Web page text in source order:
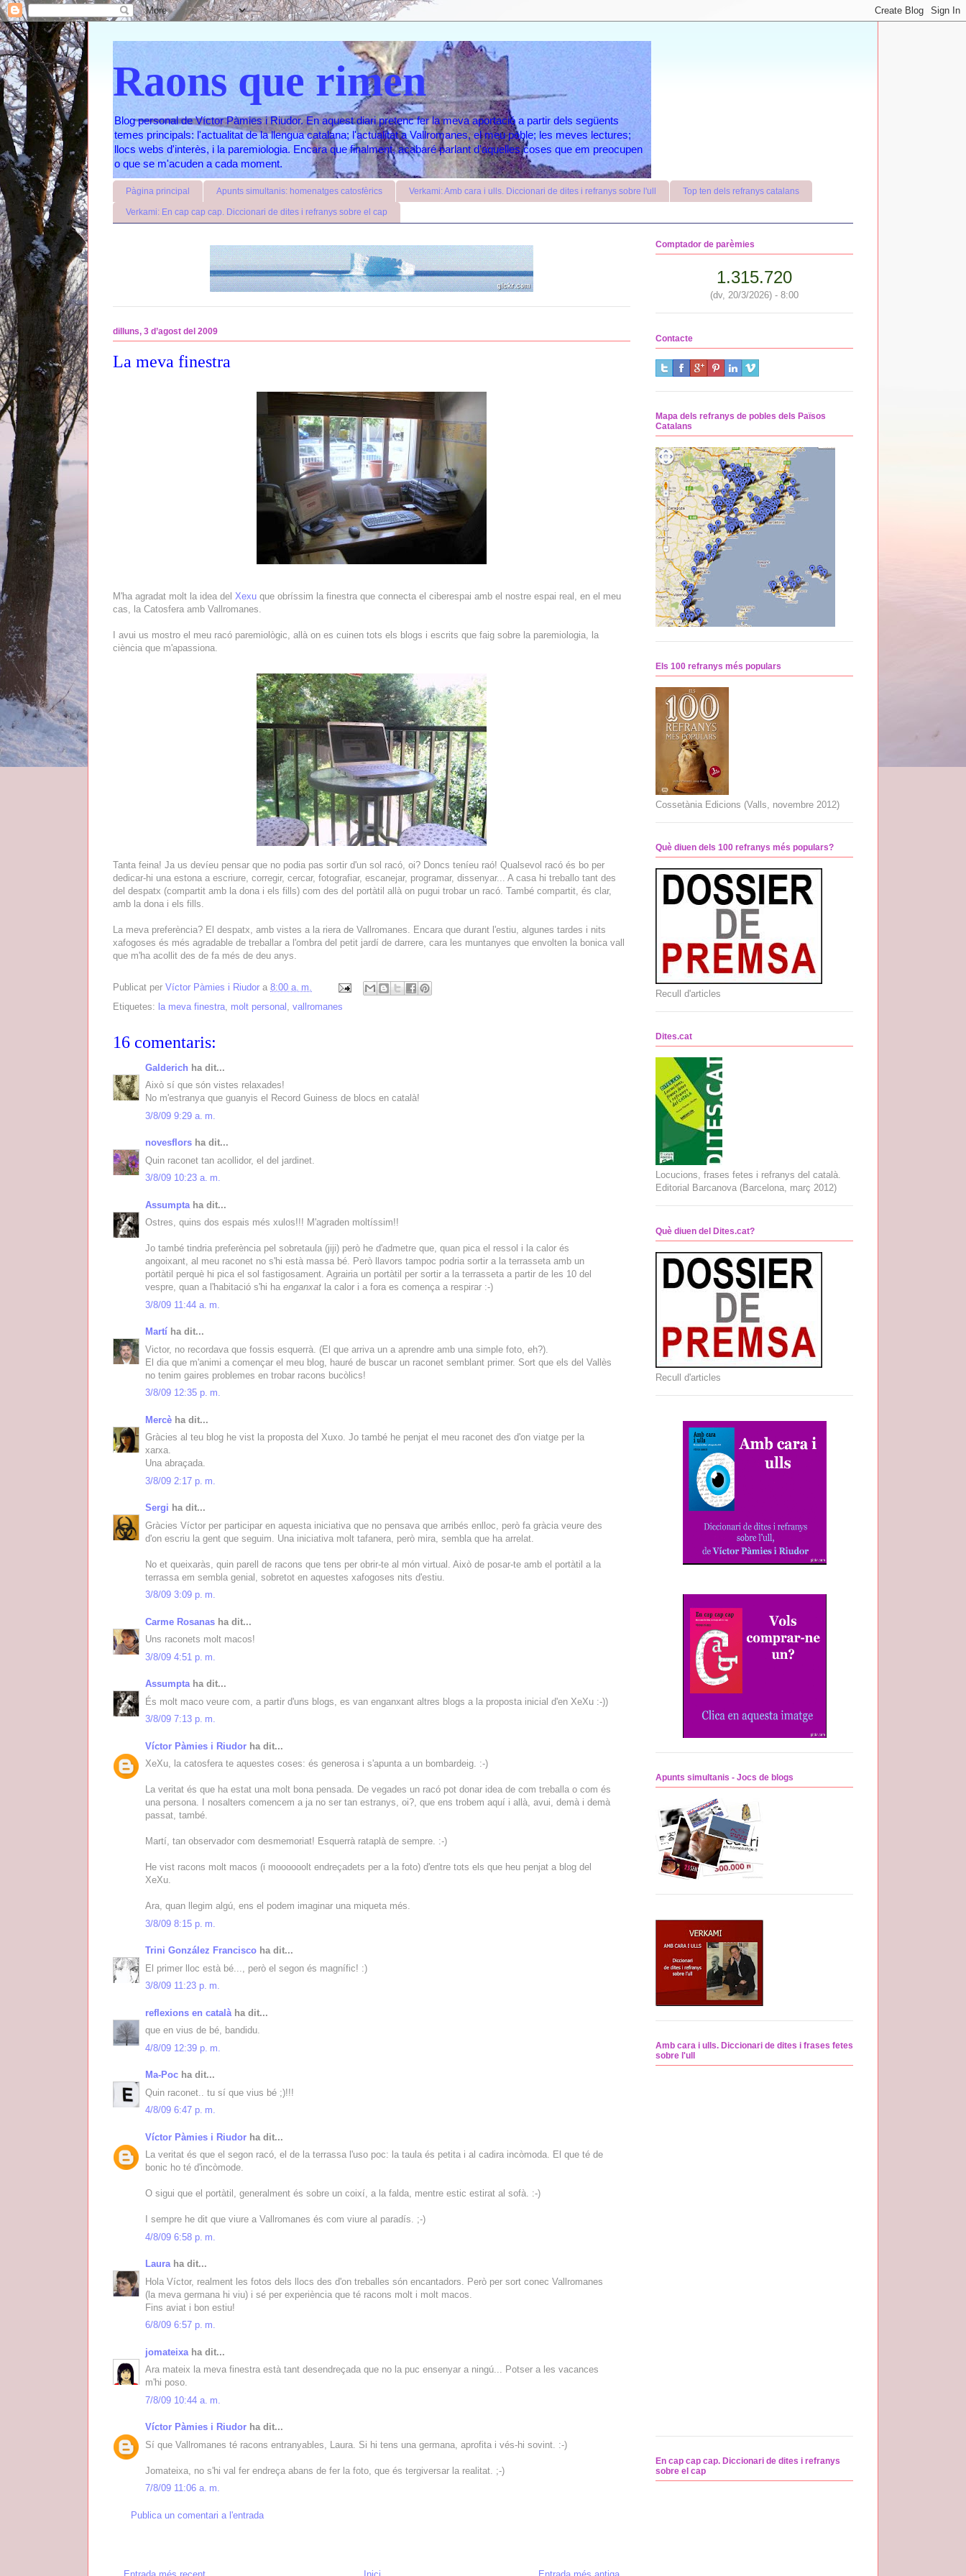
Raons que rimen
Blog personal de Víctor Pàmies i Riudor. En aquest diari pretenc fer la meva aportació a partir dels següents
temes principals: l'actualitat de la llengua catalana; l'actualitat a Vallromanes, el meu poble; les meves lectures;
llocs webs d'interès, i la paremiologia. Encara que finalment, acabaré parlant d'aquelles coses que em preocupen
o que se m'acuden a cada moment.
Pàgina principal Apunts simultanis: homenatges catosfèrics Verkami: Amb cara i ulls. Diccionari de dites i refranys sobre l'ull Top ten dels refranys catalans
Verkami: En cap cap cap. Diccionari de dites i refranys sobre el cap
dilluns, 3 d’agost del 2009
La meva finestra
M'ha agradat molt la idea del Xexu que obríssim la finestra que connecta el ciberespai amb el nostre espai real, en el meu
cas, la Catosfera amb Vallromanes.
I avui us mostro el meu racó paremiològic, allà on es cuinen tots els blogs i escrits que faig sobre la paremiologia, la
ciència que m'apassiona.
Tanta feina! Ja us devíeu pensar que no podia pas sortir d'un sol racó, oi? Doncs teníeu raó! Qualsevol racó és bo per
dedicar-hi una estona a escriure, corregir, cercar, fotografiar, escanejar, programar, dissenyar... A casa hi treballo tant des
del despatx (compartit amb la dona i els fills) com des del portàtil allà on pugui trobar un racó. També compartit, és clar,
amb la dona i els fills.
La meva preferència? El despatx, amb vistes a la riera de Vallromanes. Encara que durant l'estiu, algunes tardes i nits
xafogoses és més agradable de treballar a l'ombra del petit jardí de darrere, cara les muntanyes que envolten la bonica vall
que m'ha acollit des de fa més de deu anys.
Publicat per Víctor Pàmies i Riudor a 8:00 a. m.
Etiquetes: la meva finestra molt personal vallromanes
16 comentaris:
Galderich ha dit...
Això sí que són vistes relaxades!
No m'estranya que guanyis el Record Guiness de blocs en català!
3/8/09 9:29 a. m.
novesflors ha dit...
Quin raconet tan acollidor, el del jardinet.
3/8/09 10:23 a. m.
Assumpta ha dit...
Ostres, quins dos espais més xulos!!! M'agraden moltíssim!!
Jo també tindria preferència pel sobretaula (jiji) però he d'admetre que, quan pica el ressol i la calor és
angoixant, al meu raconet no s'hi està massa bé. Però llavors tampoc podria sortir a la terrasseta amb un
portàtil perquè hi pica el sol fastigosament. Agrairia un portàtil per sortir a la terrasseta a partir de les 10 del
vespre, quan a l'habitació s'hi ha enganxat la calor i a fora es comença a respirar :-)
3/8/09 11:44 a. m.
Martí ha dit...
Victor, no recordava que fossis esquerrà. (El que arriva un a aprendre amb una simple foto, eh?).
El dia que m'animi a començar el meu blog, hauré de buscar un raconet semblant primer. Sort que els del Vallès
no tenim gaires problemes en trobar racons bucòlics!
3/8/09 12:35 p. m.
Mercè ha dit...
Gràcies al teu blog he vist la proposta del Xuxo. Jo també he penjat el meu raconet des d'on viatge per la
xarxa.
Una abraçada.
3/8/09 2:17 p. m.
Sergi ha dit...
Gràcies Víctor per participar en aquesta iniciativa que no pensava que arribés enlloc, però fa gràcia veure des
d'on escriu la gent que seguim. Una iniciativa molt tafanera, però mira, sembla que ha arrelat.
No et queixaràs, quin parell de racons que tens per obrir-te al món virtual. Això de posar-te amb el portàtil a la
terrassa em sembla genial, sobretot en aquestes xafogoses nits d'estiu.
3/8/09 3:09 p. m.
Carme Rosanas ha dit...
Uns raconets molt macos!
3/8/09 4:51 p. m.
Assumptaha dit...
És molt maco veure com, a partir d'uns blogs, es van enganxant altres blogs a la proposta inicial d'en XeXu :-))
3/8/09 7:13 p. m.
Víctor Pàmies i Riudor ha dit...
XeXu, la catosfera te aquestes coses: és generosa i s'apunta a un bombardeig. :-)
La veritat és que ha estat una molt bona pensada. De vegades un racó pot donar idea de com treballa o com és
una persona. I nosalters comencem a ja no ser tan estranys, oi?, que ens trobem aquí i allà, avui, demà i demà
passat, també.
Martí, tan observador com desmemoriat! Esquerrà rataplà de sempre. :-)
He vist racons molt macos (i moooooolt endreçadets per a la foto) d'entre tots els que heu penjat a blog del
XeXu.
Ara, quan llegim algú, ens el podem imaginar una miqueta més.
3/8/09 8:15 p. m.
Trini González Francisco ha dit...
El primer lloc està bé..., però el segon és magnífic! :)
3/8/09 11:23 p. m.
reflexions en català ha dit...
que en vius de bé, bandidu.
4/8/09 12:39 p. m.
Ma-Poc ha dit...
Quin raconet.. tu sí que vius bé ;)!!!
4/8/09 6:47 p. m.
Víctor Pàmies i Riudor ha dit...
La veritat és que el segon racó, el de la terrassa l'uso poc: la taula és petita i al cadira incòmoda. El que té de
bonic ho té d'incòmode.
O sigui que el portàtil, generalment és sobre un coixí, a la falda, mentre estic estirat al sofà. :-)
I sempre he dit que viure a Vallromanes és com viure al paradís. ;-)
4/8/09 6:58 p. m.
Lauraha dit...
Hola Víctor, realment les fotos dels llocs des d'on treballes són encantadors. Però per sort conec Vallromanes
(la meva germana hi viu) i sé per experiència que té racons molt i molt macos.
Fins aviat i bon estiu!
6/8/09 6:57 p. m.
jomateixa ha dit...
Ara mateix la meva finestra està tant desendreçada que no la puc ensenyar a ningú... Potser a les vacances
m'hi poso.
7/8/09 10:44 a. m.
Víctor Pàmies i Riudor ha dit...
Sí que Vallromanes té racons entranyables, Laura. Si hi tens una germana, aprofita i vés-hi sovint. :-)
Jomateixa, no s'hi val fer endreça abans de fer la foto, que és tergiversar la realitat. ;-)
7/8/09 11:06 a. m.
Publica un comentari a l'entrada
Comptador de parèmies
1.315.720
(dv, 20/3/2026) - 8:00
Contacte
Mapa dels refranys de pobles dels Països
Catalans
Els 100 refranys més populars
Cossetània Edicions (Valls, novembre 2012)
Què diuen dels 100 refranys més populars?
Recull d'articles
Dites.cat
Locucions, frases fetes i refranys del català.
Editorial Barcanova (Barcelona, març 2012)
Què diuen del Dites.cat?
Recull d'articles
Apunts simultanis - Jocs de blogs
Amb cara i ulls. Diccionari de dites i frases fetes
sobre l'ull
En cap cap cap. Diccionari de dites i refranys
sobre el cap